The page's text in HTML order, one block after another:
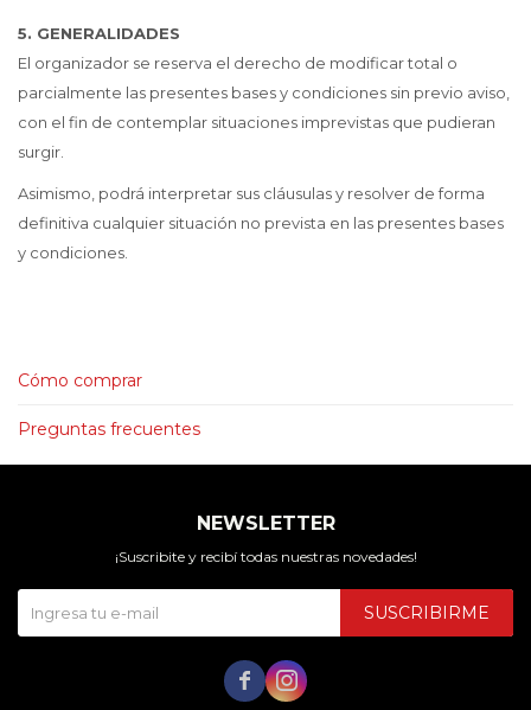
5. GENERALIDADES
El organizador se reserva el derecho de modificar total o
parcialmente las presentes bases y condiciones sin previo aviso,
con el fin de contemplar situaciones imprevistas que pudieran
surgir.
Asimismo, podrá interpretar sus cláusulas y resolver de forma
definitiva cualquier situación no prevista en las presentes bases
y condiciones.
Cómo comprar
Preguntas frecuentes
NEWSLETTER
¡Suscribite y recibí todas nuestras novedades!
SUSCRIBIRME
 